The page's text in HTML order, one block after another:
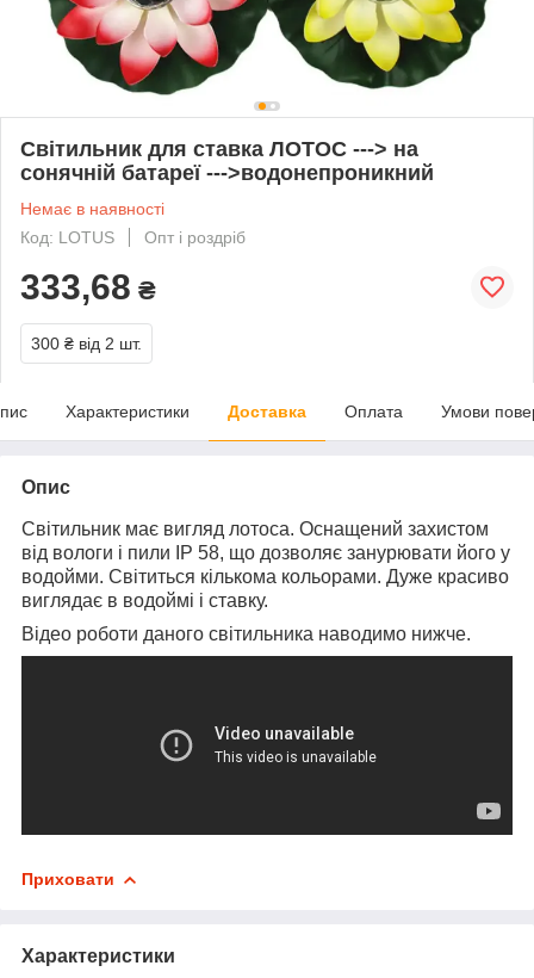
Світильник для ставка ЛОТОС ---> на
сонячній батареї --->водонепроникний
Немає в наявності
Код: LOTUS
Опт і роздріб
333,68 ₴
300 ₴ від 2 шт.
Характеристики Доставка Оплата Умови
Опис
Світильник має вигляд лотоса. Оснащений захистом
від вологи і пили ІР 58, що дозволяє занурювати його у
водойми. Світиться кількома кольорами. Дуже красиво
виглядає в водоймі і ставку.
Відео роботи даного світильника наводимо нижче.
Приховати
Характеристики